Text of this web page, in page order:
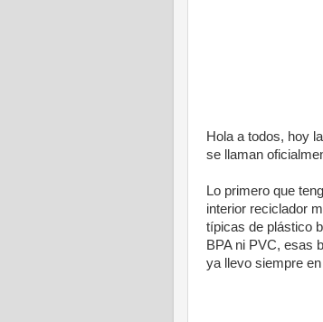
Hola a todos, hoy
se llaman
Lo primero que
interior reciclador
típicas de plástico
BPA ni PVC, esas
ya llevo siempre